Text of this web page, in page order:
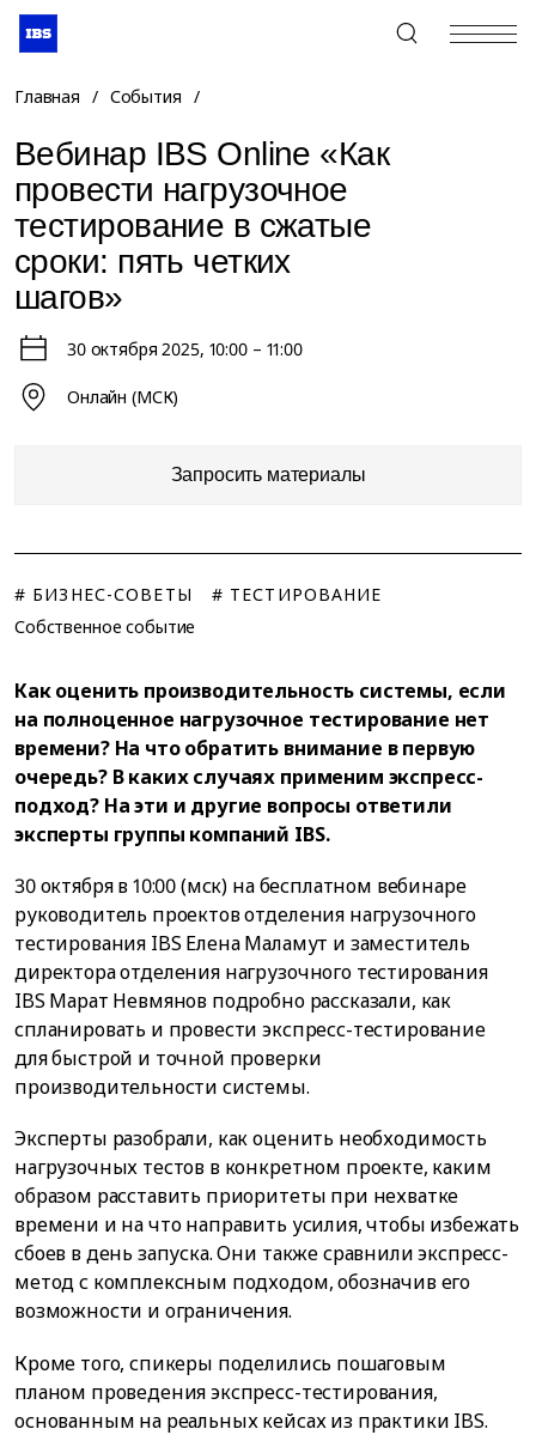
+7 (495) 967-80-80
Главная / События /
Вебинар IBS Online «Как
провести нагрузочное
тестирование в сжатые
сроки: пять четких
шагов»
30 октября 2025, 10:00 – 11:00
Онлайн (МСК)
Запросить материалы
# БИЗНЕС-СОВЕТЫ
# ТЕСТИРОВАНИЕ
Собственное событие
Как оценить производительность системы, если
на полноценное нагрузочное тестирование нет
времени? На что обратить внимание в первую
очередь? В каких случаях применим экспресс-
подход? На эти и другие вопросы ответили
эксперты группы компаний IBS.
30 октября в 10:00 (мск) на бесплатном вебинаре
руководитель проектов отделения нагрузочного
тестирования IBS Елена Маламут и заместитель
директора отделения нагрузочного тестирования
IBS Марат Невмянов подробно рассказали, как
спланировать и провести экспресс-тестирование
для быстрой и точной проверки
производительности системы.
Эксперты разобрали, как оценить необходимость
нагрузочных тестов в конкретном проекте, каким
образом расставить приоритеты при нехватке
времени и на что направить усилия, чтобы избежать
сбоев в день запуска. Они также сравнили экспресс-
метод с комплексным подходом, обозначив его
возможности и ограничения.
Кроме того, спикеры поделились пошаговым
планом проведения экспресс-тестирования,
основанным на реальных кейсах из практики IBS.